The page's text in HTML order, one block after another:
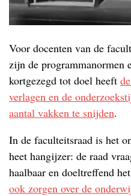
Voor docenten van de
zijn de programmanormen
kortgezegd tot doel heeft
verlagen en de
aantal vakken te snijden.
In de faculteitsraad is het
heet hangijzer: de raad
haalbaar en doeltreffend
ook zorgen over de